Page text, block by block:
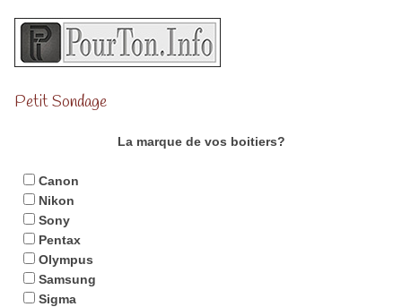
Petit Sondage
La marque de vos boitiers?
Canon
Nikon
Sony
Pentax
Olympus
Samsung
Sigma